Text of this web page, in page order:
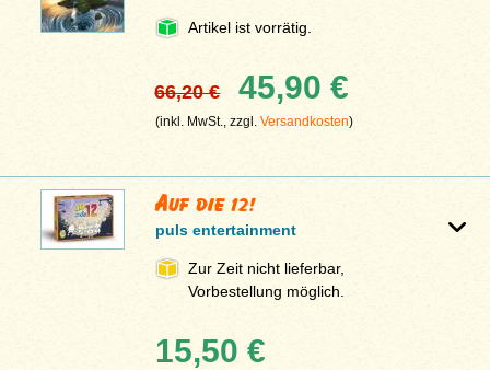
Artikel ist vorrätig.
66,20 € 45,90 €
(inkl. MwSt., zzgl.Versandkosten)
Auf die 12!
puls entertainment
Zur Zeit nicht lieferbar,
Vorbestellung möglich.
15,50 €